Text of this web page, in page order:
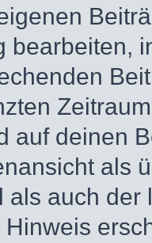
bearbeiten,
auf deinen
als
als auch der
Hinweis